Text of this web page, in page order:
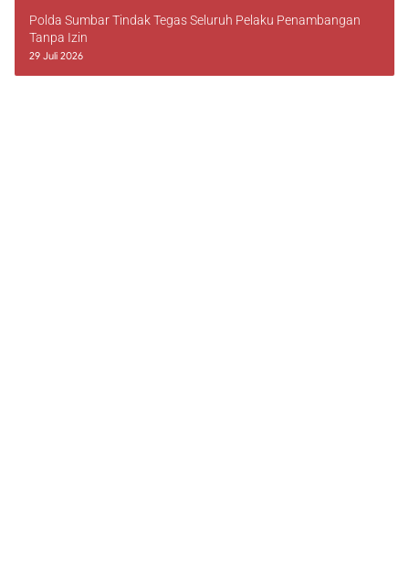
Polda Sumbar Tindak Tegas Seluruh Pelaku Penambangan
Tanpa Izin
29 Juli 2026